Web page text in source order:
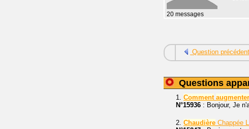
20 messages
Question
Questions
1. Comment augmenter
N°15936 : Bonjour, Je
2. Chaudière Chappée